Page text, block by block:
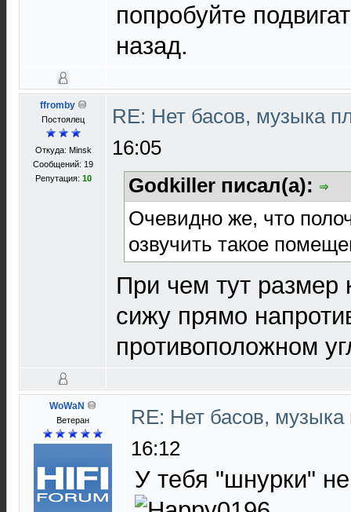
попробуйте
назад.
ffromby
Постоялец
Откуда: Minsk
Сообщений: 19
Репутация: 10
RE: Нет басов, музыка
16:05
Godkiller писал(а):
Очевидно же, что
озвучить такое
При чем тут размер
сижу прямо
противоположном
WoWaN
Ветеран
RE: Нет басов,
16:12
У тебя "шнурки"